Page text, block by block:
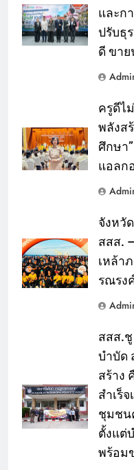
และก
ปรับธุ
ดี ขาย
ครูดีไ
พลังส
ศึกษา
แอลก
จังหวั
สสส.
เหล้า
รณรง
สสส.ชู
บำบัด
สร้าง
สำเร็
ชุมชน
ตั้งแต่
พร้อม